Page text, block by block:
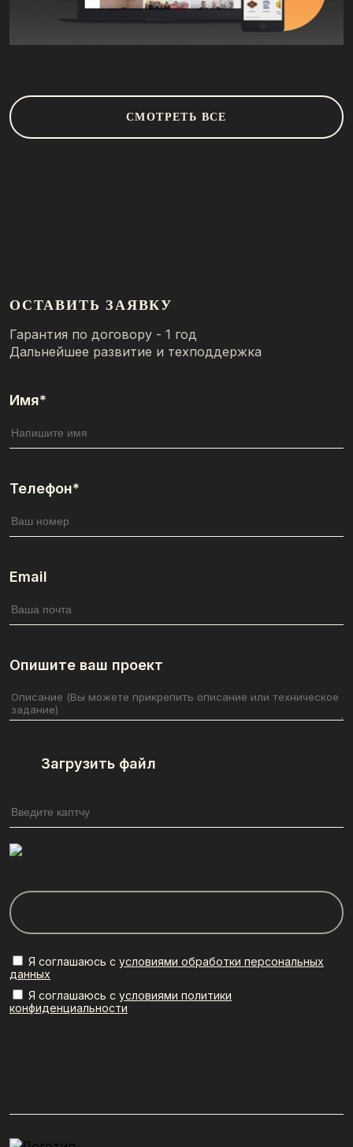
СМОТРЕТЬ ВСЕ
ОСТАВИТЬ ЗАЯВКУ
Гарантия по договору - 1 год
Дальнейшее развитие и техподдержка
Имя*
Телефон*
Email
Опишите ваш проект
Загрузить файл
Я соглашаюсь с условиями обработки персональных
данных
Я соглашаюсь с условиями политики
конфиденциальности